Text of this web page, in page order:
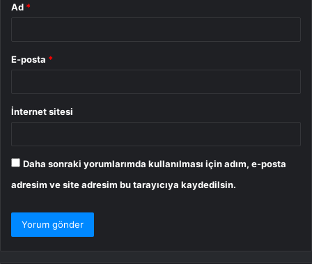
Ad *
E-posta *
İnternet sitesi
Daha sonraki yorumlarımda kullanılması için adım, e-posta
adresim ve site adresim bu tarayıcıya kaydedilsin.